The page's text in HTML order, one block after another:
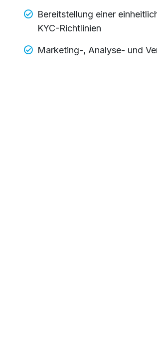
Bereitstellung einer
KYC-Richtlinien
Marketing-, Analyse- und